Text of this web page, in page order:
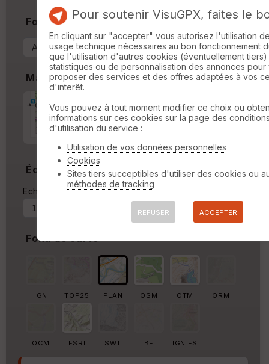
Format & Orientation
Marges
Marge autour de la trace
%
Échelle
Echelle actuelle : 1/13643
Fond de carte
IGN TOP25 PLAN OSM OTM ORM
OCM ESRI SWT BE IGN ES
Pour soutenir VisuGPX, faites le
En cliquant sur "accepter" vous autorisez l'utilisation
usage technique nécessaires au bon fonctionnement
que l'utilisation d'autres cookies (éventuellement
statistiques ou de personnalisation des annonces pour
proposer des services et des offres adaptées à vos
d'interêt.
Vous pouvez à tout moment modifier ce choix ou
informations sur ces cookies sur la page des
d'utilisation du service :
Utilisation de vos données personnelles
Cookies
Sites tiers succeptibles d'utiliser des cookies ou
méthodes de tracking
REFUSER ACCEPTER